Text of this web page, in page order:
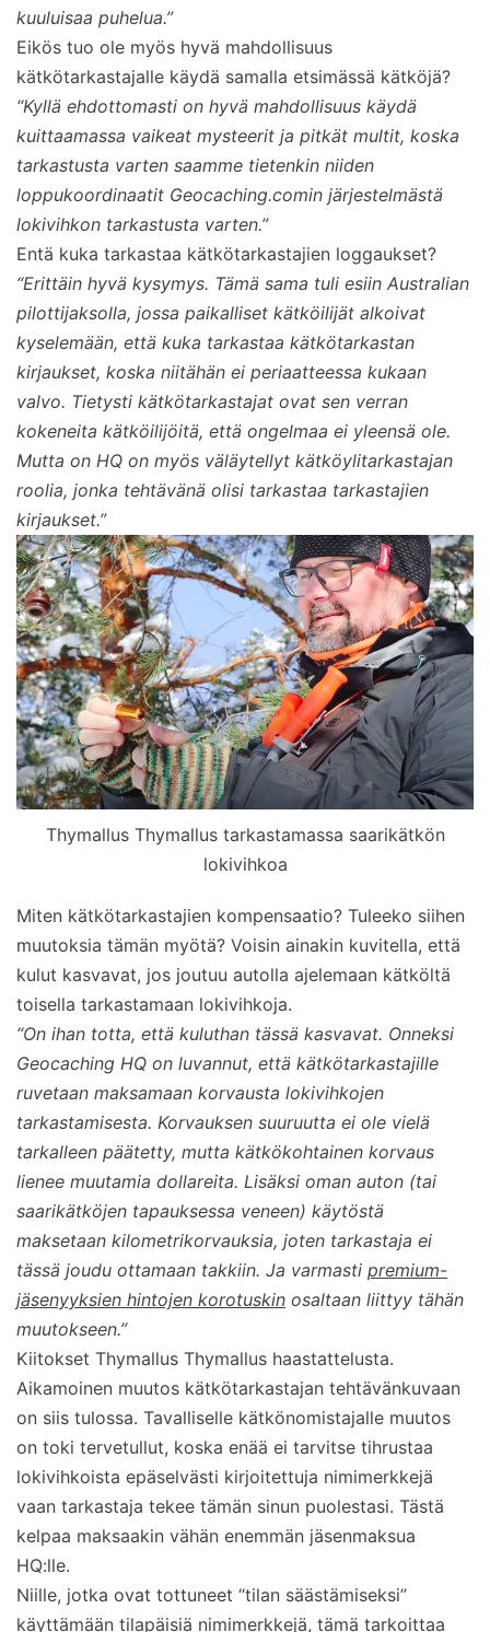
kuuluisaa puhelua.”
Eikös tuo ole myös hyvä mahdollisuus
kätkötarkastajalle käydä samalla etsimässä kätköjä?
“Kyllä ehdottomasti on hyvä mahdollisuus käydä
kuittaamassa vaikeat mysteerit ja pitkät multit, koska
tarkastusta varten saamme tietenkin niiden
loppukoordinaatit Geocaching.comin järjestelmästä
lokivihkon tarkastusta varten.”
Entä kuka tarkastaa kätkötarkastajien loggaukset?
“Erittäin hyvä kysymys. Tämä sama tuli esiin Australian
pilottijaksolla, jossa paikalliset kätköilijät alkoivat
kyselemään, että kuka tarkastaa kätkötarkastan
kirjaukset, koska niitähän ei periaatteessa kukaan
valvo. Tietysti kätkötarkastajat ovat sen verran
kokeneita kätköilijöitä, että ongelmaa ei yleensä ole.
Mutta on HQ on myös väläytellyt kätköylitarkastajan
roolia, jonka tehtävänä olisi tarkastaa tarkastajien
kirjaukset.”
Thymallus Thymallus tarkastamassa saarikätkön
lokivihkoa
Miten kätkötarkastajien kompensaatio? Tuleeko siihen
muutoksia tämän myötä? Voisin ainakin kuvitella, että
kulut kasvavat, jos joutuu autolla ajelemaan kätköltä
toisella tarkastamaan lokivihkoja.
“On ihan totta, että kuluthan tässä kasvavat. Onneksi
Geocaching HQ on luvannut, että kätkötarkastajille
ruvetaan maksamaan korvausta lokivihkojen
tarkastamisesta. Korvauksen suuruutta ei ole vielä
tarkalleen päätetty, mutta kätkökohtainen korvaus
lienee muutamia dollareita. Lisäksi oman auton (tai
saarikätköjen tapauksessa veneen) käytöstä
maksetaan kilometrikorvauksia, joten tarkastaja ei
tässä joudu ottamaan takkiin. Ja varmasti premium-
jäsenyyksien hintojen korotuskin osaltaan liittyy tähän
muutokseen.”
Kiitokset Thymallus Thymallus haastattelusta.
Aikamoinen muutos kätkötarkastajan tehtävänkuvaan
on siis tulossa. Tavalliselle kätkönomistajalle muutos
on toki tervetullut, koska enää ei tarvitse tihrustaa
lokivihkoista epäselvästi kirjoitettuja nimimerkkejä
vaan tarkastaja tekee tämän sinun puolestasi. Tästä
kelpaa maksaakin vähän enemmän jäsenmaksua
HQ:lle.
Niille, jotka ovat tottuneet “tilan säästämiseksi”
käyttämään tilapäisiä nimimerkkejä, tämä tarkoittaa